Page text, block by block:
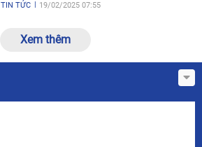
TIN TỨC 19/02/2025 07:55
Xem thêm